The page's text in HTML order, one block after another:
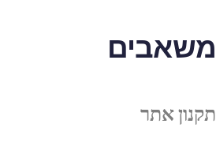
משאבים
תקנון אתר